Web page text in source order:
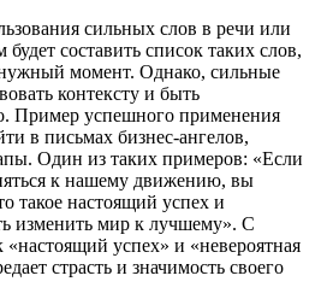
сильных слов в речи или
составить список таких слов,
момент. Однако, сильные
контексту и быть
Пример успешного применения
в письмах бизнес-ангелов,
Один из таких примеров: «Если
к нашему движению, вы
такое настоящий успех и
изменить мир к лучшему». С
успех» и «невероятная
страсть и значимость своего